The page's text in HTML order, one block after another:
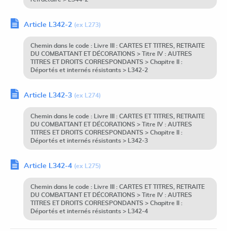
Article L342-2 (ex L273)
Chemin dans le code : Livre III : CARTES ET TITRES, RETRAITE
DU COMBATTANT ET DÉCORATIONS > Titre IV : AUTRES
TITRES ET DROITS CORRESPONDANTS > Chapitre II :
Déportés et internés résistants > L342-2
Article L342-3 (ex L274)
Chemin dans le code : Livre III : CARTES ET TITRES, RETRAITE
DU COMBATTANT ET DÉCORATIONS > Titre IV : AUTRES
TITRES ET DROITS CORRESPONDANTS > Chapitre II :
Déportés et internés résistants > L342-3
Article L342-4 (ex L275)
Chemin dans le code : Livre III : CARTES ET TITRES, RETRAITE
DU COMBATTANT ET DÉCORATIONS > Titre IV : AUTRES
TITRES ET DROITS CORRESPONDANTS > Chapitre II :
Déportés et internés résistants > L342-4